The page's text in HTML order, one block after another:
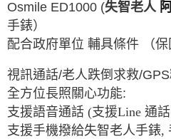
Osmile ED1000 (失智老人
手錶）
配合政府單位 輔具條件 （保
視訊通話/老人跌倒求救/GPS
全方位長照關心功能:
支援語音通話 (支援Line 通話
支援手機撥給失智老人手錶,